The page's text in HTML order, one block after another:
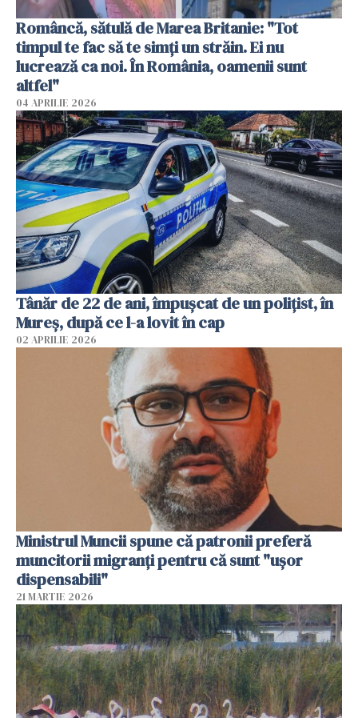
Româncă, sătulă de Marea Britanie: "Tot
timpul te fac să te simți un străin. Ei nu
lucrează ca noi. În România, oamenii sunt
altfel"
04 APRILIE 2026
Tânăr de 22 de ani, împușcat de un polițist, în
Mureș, după ce l-a lovit în cap
02 APRILIE 2026
Ministrul Muncii spune că patronii preferă
muncitorii migranți pentru că sunt "uşor
dispensabili"
21 MARTIE 2026